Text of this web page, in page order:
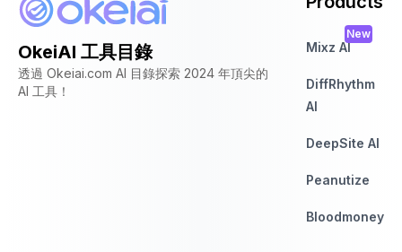
OkeiAI 工具目錄
透過 Okeiai.com AI 目錄探索 2024 年頂尖的
AI 工具！
Mixz AI
New
DiffRhythm
AI
DeepSite AI
Peanutize
Bloodmoney